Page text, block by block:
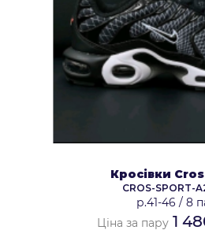
Кросівки
CROS-SPORT-
р.41-46 / 8
Ціна за пару 1